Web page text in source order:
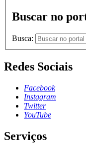
Buscar no
Busca:
Redes Sociais
Facebook
Instagram
Twitter
YouTube
Serviços